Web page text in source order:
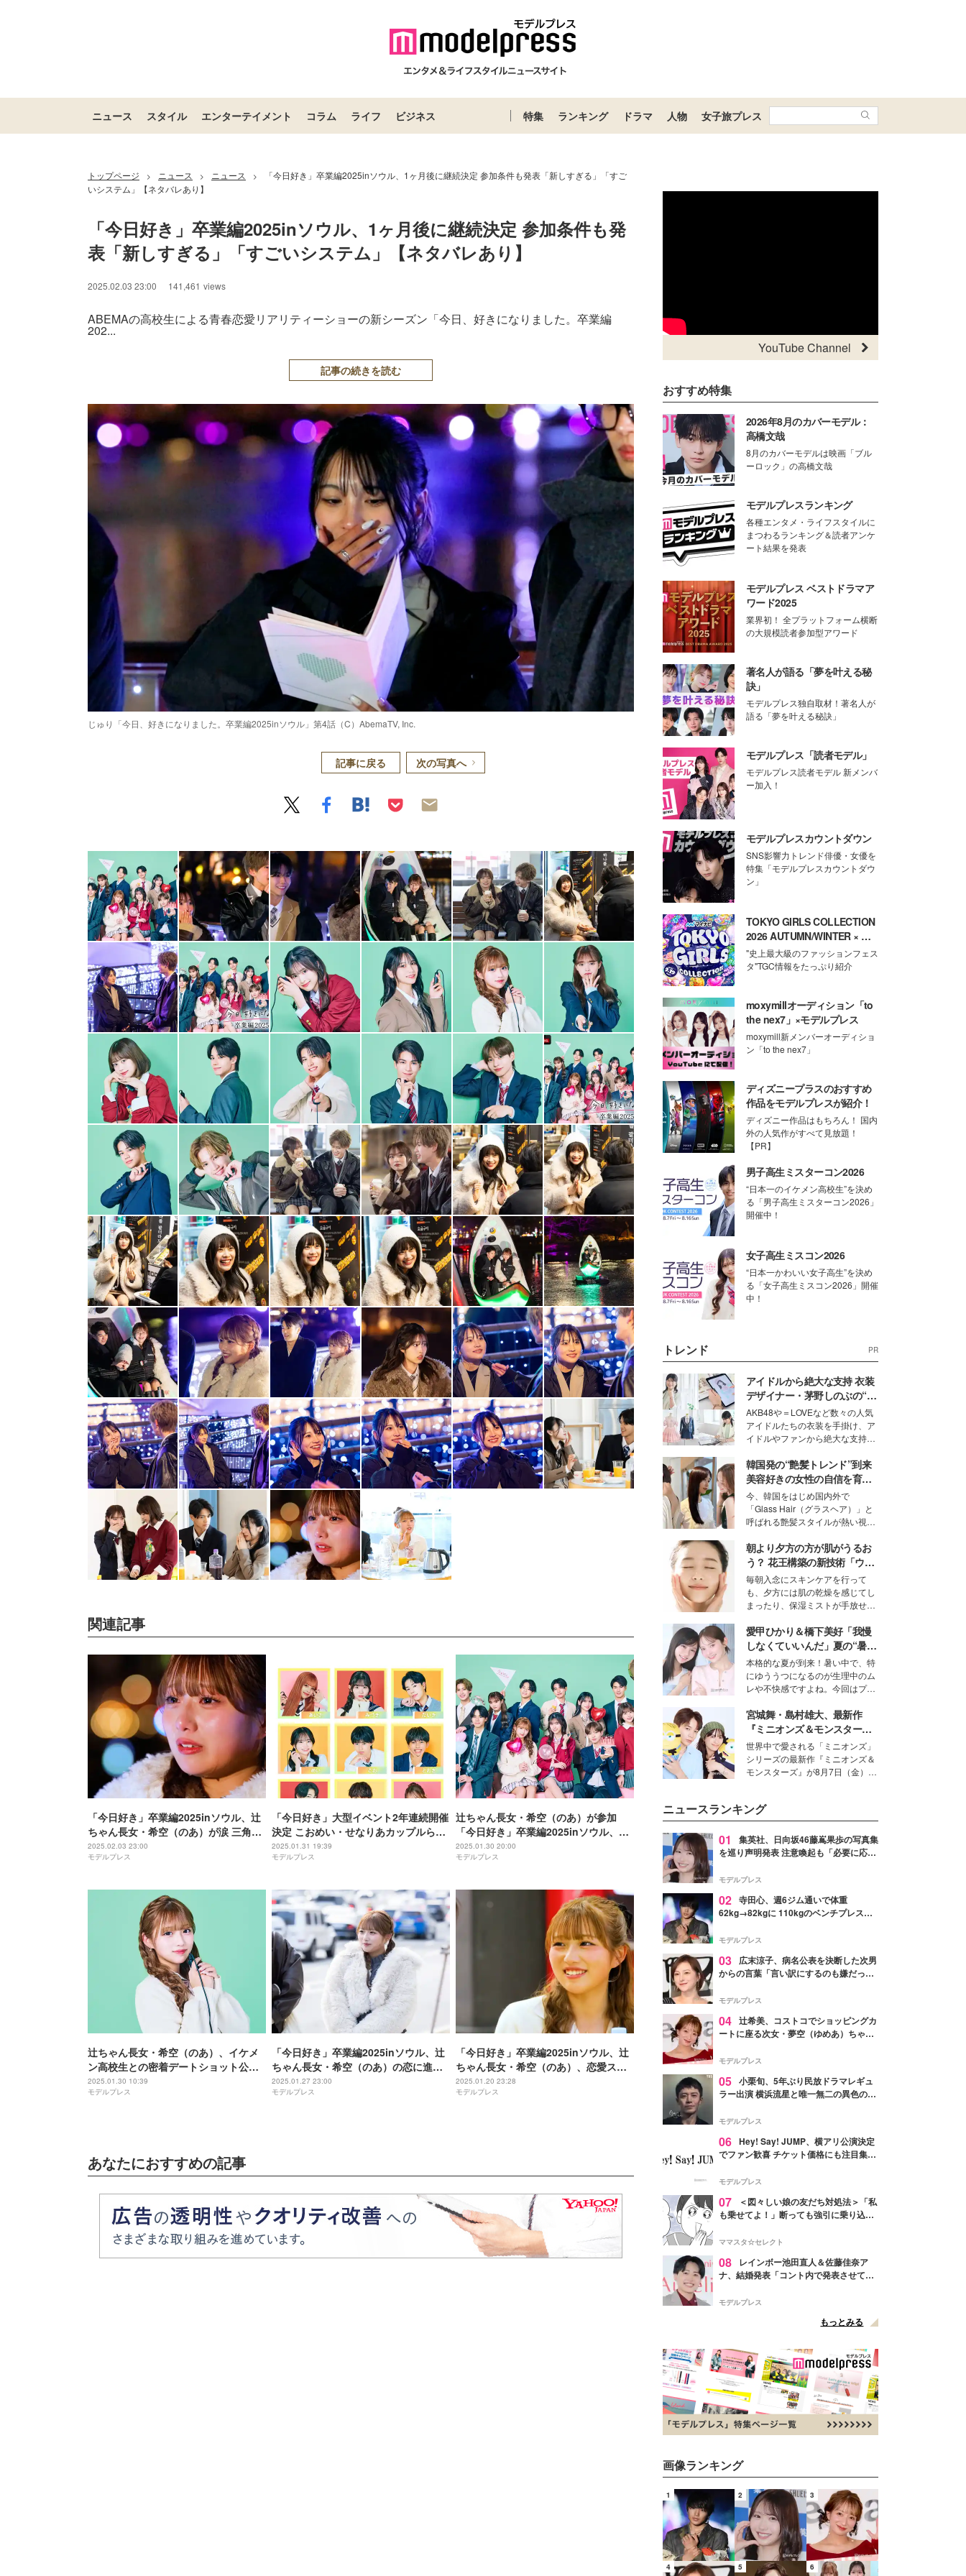
ニュース スタイル エンターテイメント コラム ライフ ビジネス 特集 ランキング ドラマ 人物 女子旅プレス
トップページ > ニュース > ニュース >
「今日好き」卒業編2025inソウル、1ヶ月後に継続決定 参加条件も発表「新しすぎる」「すご
いシステム」【ネタバレあり】
「今日好き」卒業編2025inソウル、1ヶ月後に継続決定 参加条件も発
表「新しすぎる」「すごいシステム」【ネタバレあり】
2025.02.03 23:00 141,461 views
ABEMAの高校生による青春恋愛リアリティーショーの新シーズン「今日、好きになりました。卒業編
202...
記事の続きを読む
じゅり「今日、好きになりました。卒業編2025inソウル」第4話（C）AbemaTV, Inc.
Loaded:
83.55%
記事に戻る 次の写真へ
関連記事
「今日好き」卒業編2025inソウル、辻
ちゃん長女・希空（のあ）が涙 三角関
係の恋に悩み【ネタバレあり】
2025.02.03 23:00
モデルプレス
「今日好き」大型イベント2年連続開催
決定 こおめい・せなりあカップルら出
演メンバー第1弾解禁【青春祭2025】
2025.01.31 19:39
モデルプレス
辻ちゃん長女・希空（のあ）が参加
「今日好き」卒業編2025inソウル、全
68シリーズで歴代最高視聴記録
2025.01.30 20:00
モデルプレス
辻ちゃん長女・希空（のあ）、イケメ
ン高校生との密着デートショット公開
「キュンキュンする」「美男美女」の
声
2025.01.30 10:39
モデルプレス
「今日好き」卒業編2025inソウル、辻
ちゃん長女・希空（のあ）の恋に進展
恋愛見届け人・井上裕介「思っていた
展開と違う」【ネタバレあり】
2025.01.27 23:00
モデルプレス
「今日好き」卒業編2025inソウル、辻
ちゃん長女・希空（のあ）、恋愛スタ
イル明かす「重いって言われる」【ネ
タバレあり】
2025.01.20 23:28
モデルプレス
あなたにおすすめの記事
YouTube Channel
おすすめ特集
2026年8月のカバーモデル：
高橋文哉
8月のカバーモデルは映画「ブル
ーロック」の高橋文哉
モデルプレスランキング
各種エンタメ・ライフスタイルに
まつわるランキング＆読者アンケ
ート結果を発表
モデルプレス ベストドラマア
ワード2025
業界初！ 全プラットフォーム横断
の大規模読者参加型アワード
著名人が語る「夢を叶える秘
訣」
モデルプレス独自取材！著名人が
語る「夢を叶える秘訣」
モデルプレス「読者モデル」
モデルプレス読者モデル 新メンバ
ー加入！
モデルプレスカウントダウン
SNS影響力トレンド俳優・女優を
特集「モデルプレスカウントダウ
ン」
TOKYO GIRLS COLLECTION
2026 AUTUMN/WINTER × モ
デルプレス
"史上最大級のファッションフェス
タ"TGC情報をたっぷり紹介
moxymillオーディション「to
the nex7」×モデルプレス
moxymill新メンバーオーディショ
ン「to the nex7」
ディズニープラスのおすすめ
作品をモデルプレスが紹介！
ディズニー作品はもちろん！ 国内
外の人気作がすべて見放題！
【PR】
男子高生ミスターコン2026
“日本一のイケメン高校生”を決め
る「男子高生ミスターコン2026」
開催中！
女子高生ミスコン2026
“日本一かわいい女子高生”を決め
る「女子高生ミスコン2026」開催
中！
トレンド PR
アイドルから絶大な支持 衣装
デザイナー・茅野しのぶの“可
愛い”を作る美学＜「シチズン
クロスシー」インタビュー＞
AKB48や＝LOVEなど数々の人気
アイドルたちの衣装を手掛け、ア
イドルやファンから絶大な支持を
取締役兼クリエイティブディレク
ター・茅野しのぶ。一人ひとりの
個性に寄り添い、魅力を引き出す
衣装作りは、多くの女性たちに勇
気と自信を与え続けている。
韓国発の“艶髪トレンド”到来
美容好きの女性の自信を育む
「ヘアケア事情」って？
今、韓国をはじめ国内外で
「Glass Hair（グラスヘア）」と
呼ばれる艶髪スタイルが熱い視線
ションの完成度を高めるベースと
して、“髪そのものの美しさ”に改
めて注目する人が増えている様
子。今回は、そんな憧れの艶やか
な髪を日常で叶える、美容好きの
女性たちのヘアケア事情を紹介し
ます。
朝より夕方の方が肌がうるお
う？ 花王構築の新技術「ウォ
ーターキャプチャリングスキ
ン（捕水肌）」がスキンケア
の常識を変える予感
毎朝入念にスキンケアを行って
も、夕方には肌の乾燥を感じてし
まったり、保湿ミストが手放せな
な美容の常識を大きく変える可能
性を秘めた、革新的な「Water
Capturing Skin（ウォーターキャ
プチャリングスキン：捕水肌）」
技術を、花王が構築した。
愛甲ひかり＆橋下美好「我慢
しなくていいんだ」夏の“暑さ
対策”の新しい選択肢とは？
本格的な夏が到来！暑い中で、特
にゆううつになるのが生理中のム
レや不快感ですよね。今回はプラ
モデル・愛甲ひかりさんと橋下美
好さんを迎えて本音で女子会トー
ク。猛暑のお出かけを快適に過ご
すヒントや、2人が感動した夏の
生理の新常識にも迫りました。
宮城舞・島村雄大、最新作
『ミニオンズ＆モンスター
ズ』の魅力熱弁 ハチャメチャ
だけじゃない“友情と絆”に感
動
世界中で愛される「ミニオンズ」
シリーズの最新作『ミニオンズ＆
モンスターズ』が8月7日（金）に
デルの宮城舞と島村雄大の特別対
談をお届け！それぞれの視点か
ら、今作ならではの魅力や予想外
の感動をもたらす奥深いストーリ
た。
ニュースランキング
01
集英社、日向坂46藤嶌果歩の写真集
を巡り声明発表 注意喚起も「必要に応じ
モデルプレス
02 寺田心、週6ジム通いで体重
62kg→82kgに 110kgのベンチプレス持
「かっこいい」と反響
モデルプレス
03
広末涼子、病名公表を決断した次男
からの言葉「言い訳にするのも嫌だっ
モデルプレス
04 辻希美、コストコでショッピングカ
ートに座る次女・夢空（ゆめあ）ちゃん
ぎ」「成長を感じる」の声
モデルプレス
05 小栗旬、5年ぶり民放ドラマレギュ
ラー出演 横浜流星と唯一無二の異色のバ
モデルプレス
06 Hey! Say! JUMP、横アリ公演決定
でファン歓喜 チケット価格にも注目集ま
モデルプレス
07
＜図々しい娘の友だち対処法＞「私
も乗せてよ！」断っても強引に乗り込ん
ママスタ☆セレクト
08
レインボー池田直人＆佐藤佳奈ア
ナ、結婚発表「コント内で発表させてい
点変更のため
モデルプレス
もっとみる
画像ランキング
1 2 3
4 5 6